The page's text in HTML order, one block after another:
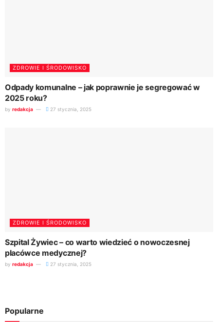
ZDROWIE I ŚRODOWISKO
Odpady komunalne – jak poprawnie je segregować w
2025 roku?
by redakcja 27 stycznia, 2025
ZDROWIE I ŚRODOWISKO
Szpital Żywiec – co warto wiedzieć o nowoczesnej
placówce medycznej?
by redakcja 27 stycznia, 2025
Popularne